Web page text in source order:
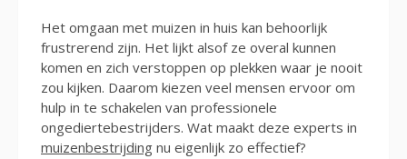
Het omgaan met muizen in huis kan behoorlijk
frustrerend zijn. Het lijkt alsof ze overal kunnen
komen en zich verstoppen op plekken waar je nooit
zou kijken. Daarom kiezen veel mensen ervoor om
hulp in te schakelen van professionele
ongediertebestrijders. Wat maakt deze experts in
muizenbestrijding nu eigenlijk zo effectief?